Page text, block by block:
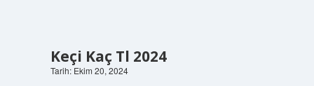
Keçi Kaç Tl 2024
Tarih: Ekim 20, 2024